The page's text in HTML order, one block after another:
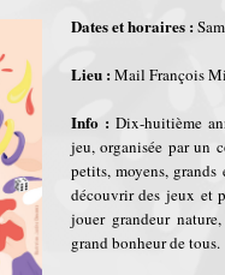
Dates et horaires :
Lieu : Mail François
Info : Dix-huitième
jeu, organisée par un
petits, moyens,
découvrir des jeux et
jouer grandeur
grand bonheur de tous.